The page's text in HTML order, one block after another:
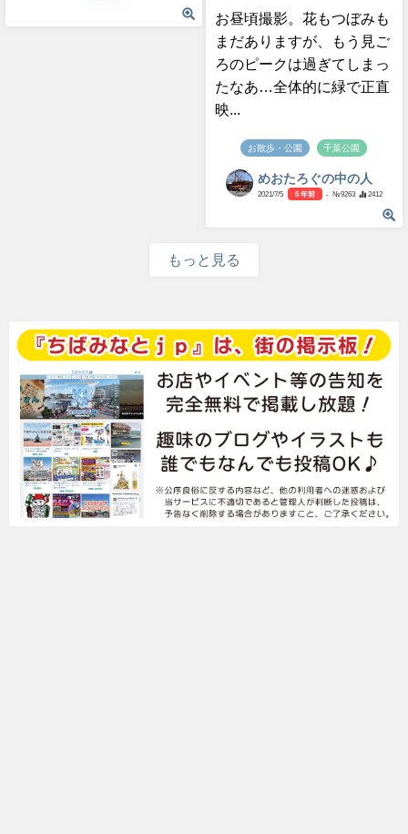
お昼頃撮影。花もつぼみも
まだありますが、もう見ご
ろのピークは過ぎてしまっ
たなあ…全体的に緑で正直
映...
お散歩・公園 千葉公園
めおたろぐの中の人
2021/7/5 5 年前 - №9263 2412
もっと見る